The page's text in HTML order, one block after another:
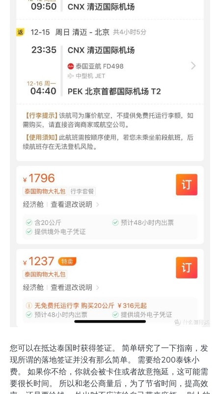
您可以在抵达泰国时获得签证。 简单研究了一下指南，发
现所谓的落地签证并没有那么简单。 需要给200泰铢小
费。 如果你不给，你就会被卡住或者故意拖延，这可能需
要很长时间。 所以和老公商量后，为了节省时间，提高效